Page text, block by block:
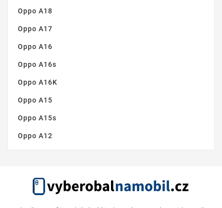
Oppo A18
Oppo A17
Oppo A16
Oppo A16s
Oppo A16K
Oppo A15
Oppo A15s
Oppo A12